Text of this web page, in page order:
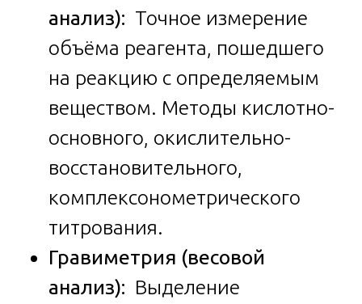
анализ): Точное измерение
объёма реагента, пошедшего
на реакцию с определяемым
веществом. Методы кислотно-
основного, окислительно-
восстановительного,
комплексонометрического
титрования.
Гравиметрия (весовой
анализ): Выделение